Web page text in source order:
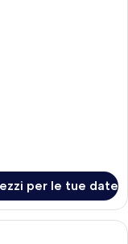
per le tue date